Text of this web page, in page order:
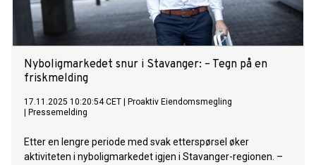
Nyboligmarkedet snur i Stavanger: – Tegn på en
friskmelding
17.11.2025 10:20:54 CET
Proaktiv Eiendomsmegling
Pressemelding
Etter en lengre periode med svak etterspørsel øker
aktiviteten i nyboligmarkedet igjen i Stavanger-regionen. –